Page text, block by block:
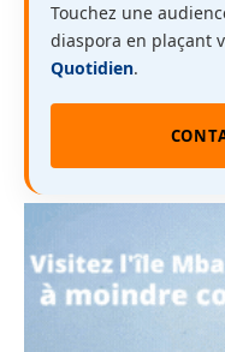
Touchez une
diaspora en plaçant
Quotidien.